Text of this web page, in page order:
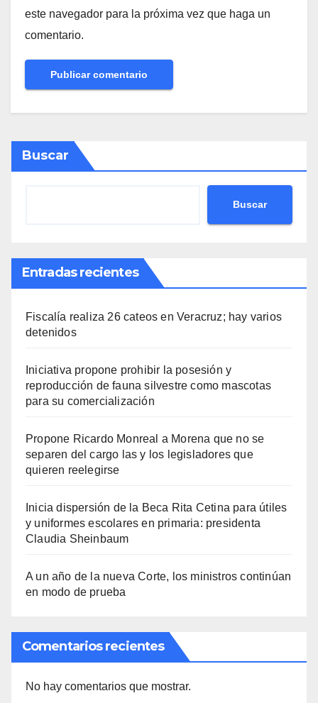
este navegador para la próxima vez que haga un
comentario.
Buscar
Buscar
Entradas recientes
Fiscalía realiza 26 cateos en Veracruz; hay varios
detenidos
Iniciativa propone prohibir la posesión y
reproducción de fauna silvestre como mascotas
para su comercialización
Propone Ricardo Monreal a Morena que no se
separen del cargo las y los legisladores que
quieren reelegirse
Inicia dispersión de la Beca Rita Cetina para útiles
y uniformes escolares en primaria: presidenta
Claudia Sheinbaum
A un año de la nueva Corte, los ministros continúan
en modo de prueba
Comentarios recientes
No hay comentarios que mostrar.